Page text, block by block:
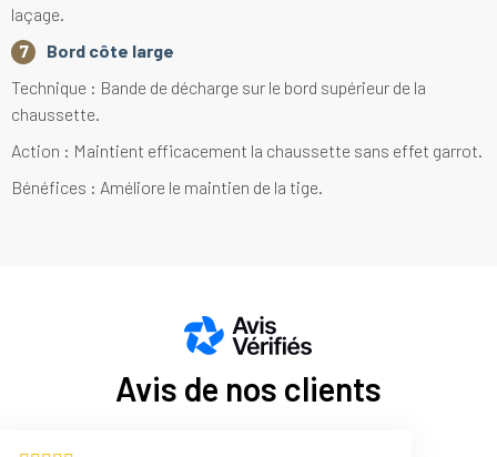
laçage.
Bord côte large
Technique : Bande de décharge sur le bord supérieur de la
chaussette.
Action : Maintient efficacement la chaussette sans effet garrot.
Bénéfices : Améliore le maintien de la tige.
Avis de nos clients